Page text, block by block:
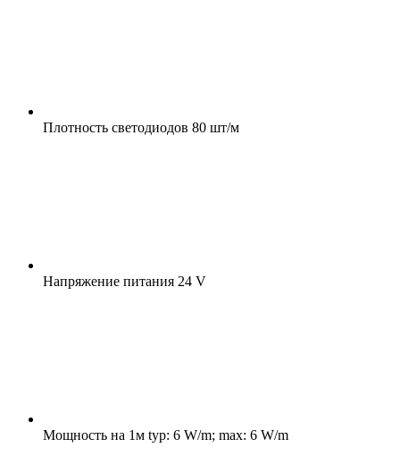
Плотность светодиодов 80 шт/м
Напряжение питания 24 V
Мощность на 1м typ: 6 W/m; max: 6 W/m